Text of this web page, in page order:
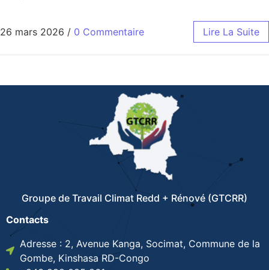
26 mars 2026 / 0 Commentaire Lire La Suite
Groupe de Travail Climat Redd + Rénové (GTCRR)
Contacts
Adresse : 2, Avenue Kanga, Socimat, Commune de la
Gombe, Kinshasa RD-Congo